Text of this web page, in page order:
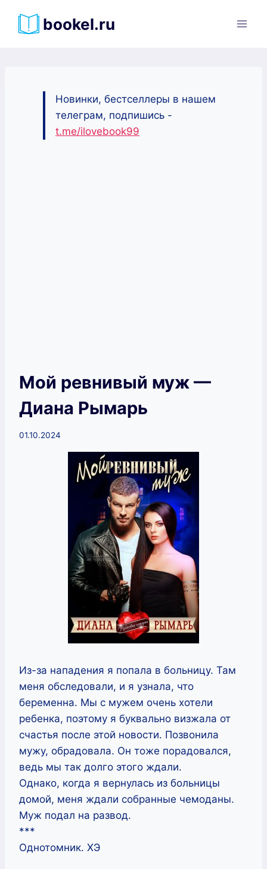
bookel.ru
Новинки, бестселлеры в нашем
телеграм, подпишись -
t.me/ilovebook99
Мой ревнивый муж —
Диана Рымарь
01.10.2024
Из-за нападения я попала в больницу. Там
меня обследовали, и я узнала, что
беременна. Мы с мужем очень хотели
ребенка, поэтому я буквально визжала от
счастья после этой новости. Позвонила
мужу, обрадовала. Он тоже порадовался,
ведь мы так долго этого ждали.
Однако, когда я вернулась из больницы
домой, меня ждали собранные чемоданы.
Муж подал на развод.
***
Однотомник. ХЭ